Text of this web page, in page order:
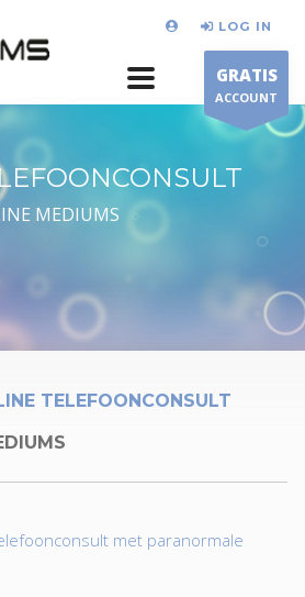
LOG IN
GRATIS
ACCOUNT
MEDIUMS
TELEFOONCONSULT
met paranormale